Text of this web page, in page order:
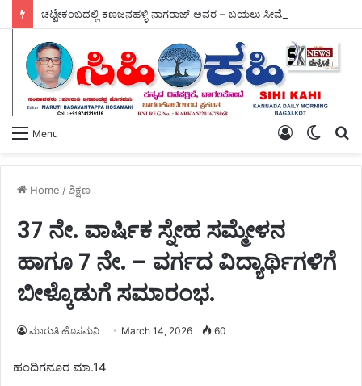
Menu
Switch
Log
Home /ಶಿಕ್ಷಣ
37 ನೇ. ವಾರ್ಷಿಕ ಸ್ನೇಹ ಸಮ್ಮೇಳನ
ಹಾಗೂ 7 ನೇ. – ವರ್ಗದ ವಿದ್ಯಾರ್ಥಿಗಳಿಗೆ
ಬೀಳ್ಕೊಡುಗೆ ಸಮಾರಂಭ.
ಮಾರುತಿ ಹೊಸಮನಿ March 14, 2026 60
ಹಂದಿಗನೂರ ಮಾ.14